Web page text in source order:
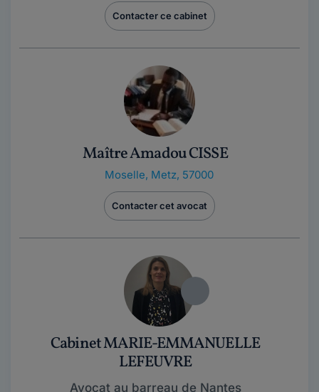
Contacter ce cabinet
Maître Amadou CISSE
Moselle, Metz, 57000
Contacter cet avocat
Cabinet MARIE-EMMANUELLE
LEFEUVRE
Avocat au barreau de Nantes